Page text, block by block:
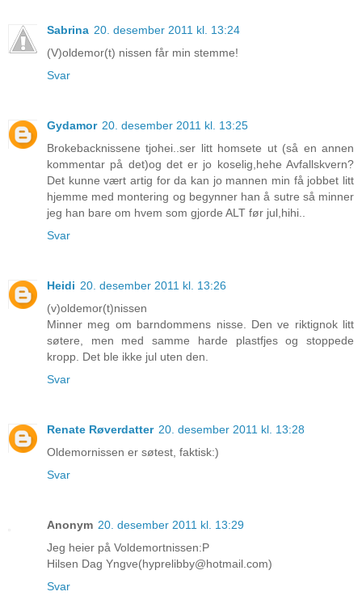
Sabrina 20. desember 2011 kl. 13:24
(V)oldemor(t) nissen får min stemme!
Svar
Gydamor 20. desember 2011 kl. 13:25
Brokebacknissene tjohei..ser litt homsete ut (så en annen
kommentar på det)og det er jo koselig,hehe Avfallskvern?
Det kunne vært artig for da kan jo mannen min få jobbet litt
hjemme med montering og begynner han å sutre så minner
jeg han bare om hvem som gjorde ALT før jul,hihi..
Svar
Heidi 20. desember 2011 kl. 13:26
(v)oldemor(t)nissen
Minner meg om barndommens nisse. Den ve riktignok litt
søtere, men med samme harde plastfjes og stoppede
kropp. Det ble ikke jul uten den.
Svar
Renate Røverdatter 20. desember 2011 kl. 13:28
Oldemornissen er søtest, faktisk:)
Svar
Anonym 20. desember 2011 kl. 13:29
Jeg heier på Voldemortnissen:P
Hilsen Dag Yngve(hyprelibby@hotmail.com)
Svar